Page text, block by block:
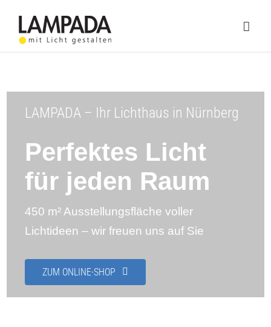
content
Online-Shop
Referenzen
Service
Ratgeber
LAMPADA – Ihr Lichthaus in Nürnberg
Perfektes Licht
für jeden Raum
450 m² Ausstellungsfläche voller
Lichtideen – wir freuen uns auf Sie
ZUM ONLINE-SHOP